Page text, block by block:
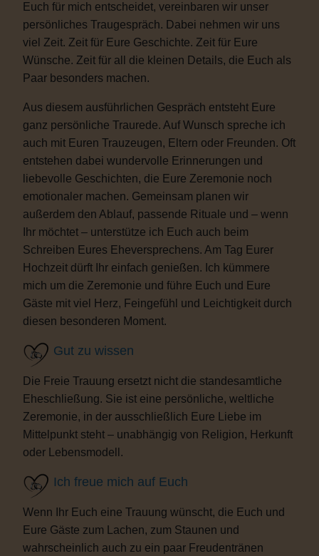
Euch für mich entscheidet, vereinbaren wir unser
persönliches Traugespräch. Dabei nehmen wir uns
viel Zeit. Zeit für Eure Geschichte. Zeit für Eure
Wünsche. Zeit für all die kleinen Details, die Euch als
Paar besonders machen.
Aus diesem ausführlichen Gespräch entsteht Eure
ganz persönliche Traurede. Auf Wunsch spreche ich
auch mit Euren Trauzeugen, Eltern oder Freunden. Oft
entstehen dabei wundervolle Erinnerungen und
liebevolle Geschichten, die Eure Zeremonie noch
emotionaler machen. Gemeinsam planen wir
außerdem den Ablauf, passende Rituale und – wenn
Ihr möchtet – unterstütze ich Euch auch beim
Schreiben Eures Eheversprechens. Am Tag Eurer
Hochzeit dürft Ihr einfach genießen. Ich kümmere
mich um die Zeremonie und führe Euch und Eure
Gäste mit viel Herz, Feingefühl und Leichtigkeit durch
diesen besonderen Moment.
Gut zu wissen
Die Freie Trauung ersetzt nicht die standesamtliche
Eheschließung. Sie ist eine persönliche, weltliche
Zeremonie, in der ausschließlich Eure Liebe im
Mittelpunkt steht – unabhängig von Religion, Herkunft
oder Lebensmodell.
Ich freue mich auf Euch
Wenn Ihr Euch eine Trauung wünscht, die Euch und
Eure Gäste zum Lachen, zum Staunen und
wahrscheinlich auch zu ein paar Freudentränen